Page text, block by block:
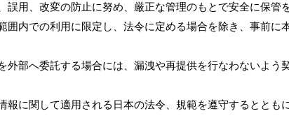
誤用、改変の防止に努め、厳正な管理のもとで安全に保管
囲内での利用に限定し、法令に定める場合を除き、事前に
外部へ委託する場合には、漏洩や再提供を行なわないよ
報に関して適用される日本の法令、規範を遵守するとと